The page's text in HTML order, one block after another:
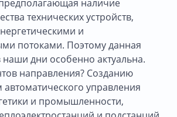
наличие
технических устройств,
и
потоками. Поэтому данная
наши дни особенно актуальна.
направления? Созданию
автоматического управления
и промышленности,